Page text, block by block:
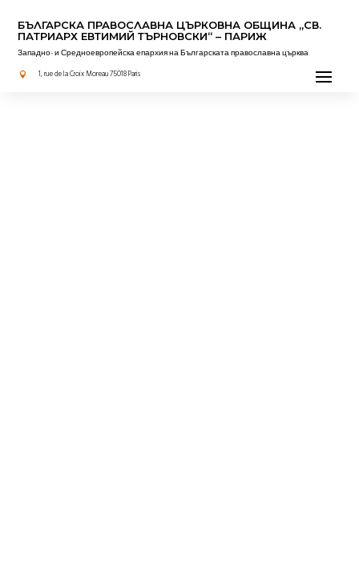
БЪЛГАРСКА ПРАВОСЛАВНА ЦЪРКОВНА OБЩИНА „СВ.
ПАТРИАРХ ЕВТИМИЙ ТЪРНОВСКИ“ – ПАРИЖ
Западно- и Средноевропейска епархия на Българската православна църква
 1, rue de la Croix Moreau 75018 Paris